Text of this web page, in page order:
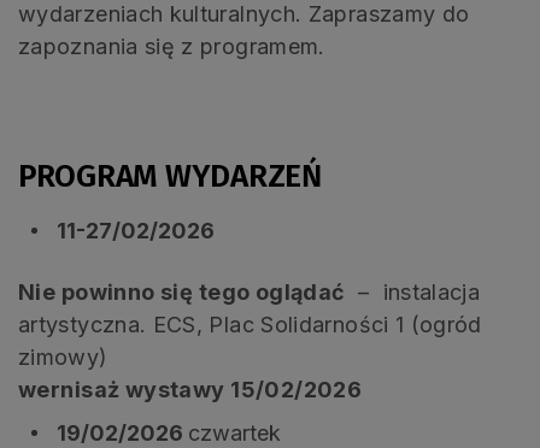
wydarzeniach kulturalnych. Zapraszamy do
zapoznania się z programem.
PROGRAM WYDARZEŃ
11-27/02/2026
Nie powinno się tego oglądać – instalacja
artystyczna. ECS, Plac Solidarności 1 (ogród
zimowy)
wernisaż wystawy 15/02/2026
19/02/2026 czwartek